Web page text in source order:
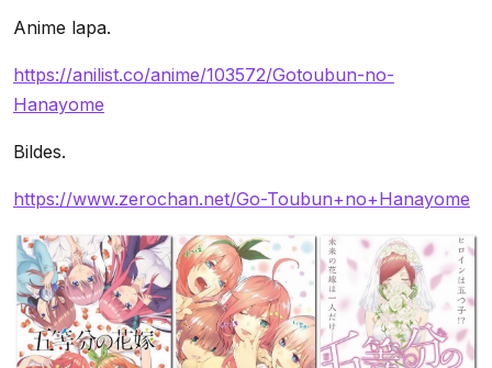
Anime lapa.
https://anilist.co/anime/103572/Gotoubun-no-
Hanayome
Bildes.
https://www.zerochan.net/Go-Toubun+no+Hanayome